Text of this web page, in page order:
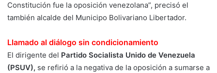
Constitución fue la oposición venezolana”, precisó el
también alcalde del Municipo Bolivariano Libertador.
Llamado al diálogo sin condicionamiento
El dirigente del Partido Socialista Unido de Venezuela
(PSUV), se refirió a la negativa de la oposición a sumarse a